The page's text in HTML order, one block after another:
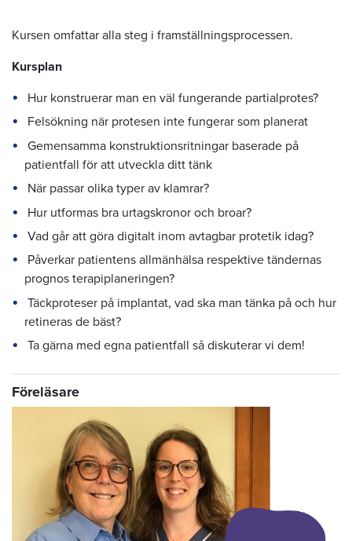
Kursen omfattar alla steg i framställningsprocessen.
Kursplan
Hur konstruerar man en väl fungerande partialprotes?
Felsökning när protesen inte fungerar som planerat
Gemensamma konstruktionsritningar baserade på
patientfall för att utveckla ditt tänk
När passar olika typer av klamrar?
Hur utformas bra urtagskronor och broar?
Vad går att göra digitalt inom avtagbar protetik idag?
Påverkar patientens allmänhälsa respektive tändernas
prognos terapiplaneringen?
Täckproteser på implantat, vad ska man tänka på och hur
retineras de bäst?
Ta gärna med egna patientfall så diskuterar vi dem!
Föreläsare